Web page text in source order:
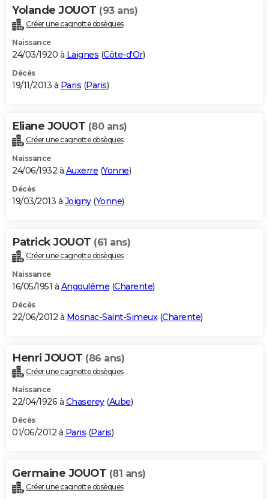
Yolande JOUOT (93 ans)
Créer une cagnotte obsèques
Naissance
24/03/1920 à Laignes (Côte-d'Or)
Décès
19/11/2013 à Paris (Paris)
Eliane JOUOT (80 ans)
Créer une cagnotte obsèques
Naissance
24/06/1932 à Auxerre (Yonne)
Décès
19/03/2013 à Joigny(Yonne)
Patrick JOUOT (61 ans)
Créer une cagnotte obsèques
Naissance
16/05/1951 à Angoulême (Charente)
Décès
22/06/2012 à Mosnac-Saint-Simeux (Charente)
Henri JOUOT (86 ans)
Créer une cagnotte obsèques
Naissance
22/04/1926 à Chaserey(Aube)
Décès
01/06/2012 à Paris (Paris)
Germaine JOUOT (81 ans)
Créer une cagnotte obsèques